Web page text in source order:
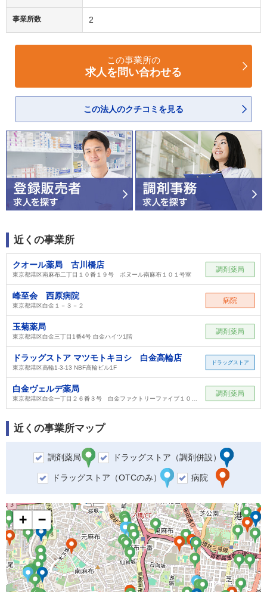
事業所数 2
この事業所の
求人を問い合わせる
この法人のクチコミを見る
近くの事業所
クオール薬局 古川橋店
東京都港区南麻布二丁目１０番１９号 ボヌール南麻布１０１号室
調剤薬局
峰至会 西原病院
東京都港区白金１－３－２
病院
玉菊薬局
東京都港区白金三丁目1番4号 白金ハイツ1階
調剤薬局
ドラッグストア マツモトキヨシ 白金高輪店
東京都港区高輪1-3-13 NBF高輪ビル1F
ドラッグストア
白金ヴェルデ薬局 調剤薬局
近くの事業所マップ
調剤薬局 ドラッグストア（調剤併設）
ドラッグストア（OTCのみ） 病院
+ −